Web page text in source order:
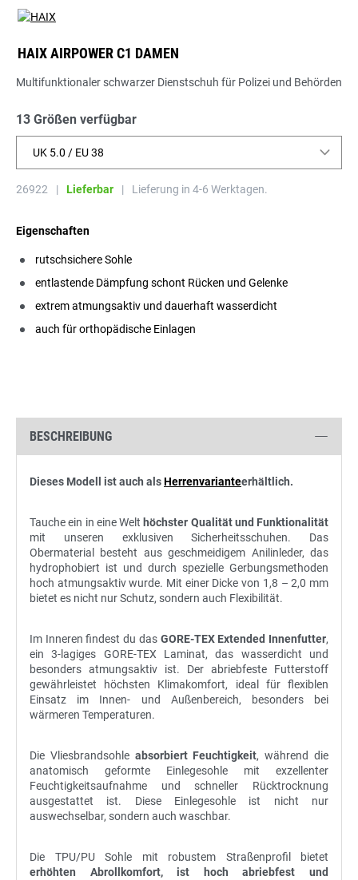
HAIX AIRPOWER C1 DAMEN
Multifunktionaler schwarzer Dienstschuh für Polizei und Behörden
13 Größen verfügbar
UK 5.0 / EU 38
26922 | Lieferbar | Lieferung in 4-6 Werktagen.
Eigenschaften
rutschsichere Sohle
entlastende Dämpfung schont Rücken und Gelenke
extrem atmungsaktiv und dauerhaft wasserdicht
auch für orthopädische Einlagen
BESCHREIBUNG
Dieses Modell ist auch alsHerrenvarianteerhältlich.
Tauche ein in eine Welt höchster Qualität und Funktionalität
mit unseren exklusiven Sicherheitsschuhen. Das
Obermaterial besteht aus geschmeidigem Anilinleder, das
hydrophobiert ist und durch spezielle Gerbungsmethoden
hoch atmungsaktiv wurde. Mit einer Dicke von 1,8 – 2,0 mm
bietet es nicht nur Schutz, sondern auch Flexibilität.
Im Inneren findest du das GORE-TEX Extended Innenfutter,
ein 3-lagiges GORE-TEX Laminat, das wasserdicht und
besonders atmungsaktiv ist. Der abriebfeste Futterstoff
gewährleistet höchsten Klimakomfort, ideal für flexiblen
Einsatz im Innen- und Außenbereich, besonders bei
wärmeren Temperaturen.
Die Vliesbrandsohle absorbiert Feuchtigkeit, während die
anatomisch geformte Einlegesohle mit exzellenter
Feuchtigkeitsaufnahme und schneller Rücktrocknung
ausgestattet ist. Diese Einlegesohle ist nicht nur
auswechselbar, sondern auch waschbar.
Die TPU/PU Sohle mit robustem Straßenprofil bietet
erhöhten Abrollkomfort, ist hoch abriebfest und